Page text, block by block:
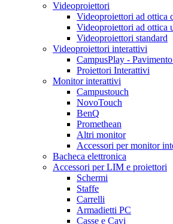
Videoproiettori
Videoproiettori ad ottica
Videoproiettori ad ottica
Videoproiettori standard
Videoproiettori interattivi
CampusPlay -
Proiettori Interattivi
Monitor interattivi
Campustouch
NovoTouch
BenQ
Promethean
Altri monitor
Accessori per monitor
Bacheca elettronica
Accessori per LIM e proiettori
Schermi
Staffe
Carrelli
Armadietti PC
Casse e Cavi